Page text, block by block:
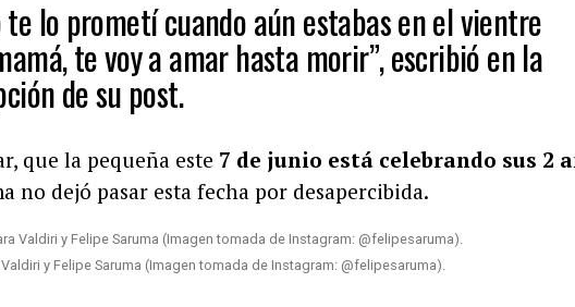
te lo prometí cuando aún estabas en el vientre
te voy a amar hasta morir”, escribió en la
de su post.
que la pequeña este 7 de junio está celebrando sus 2
no dejó pasar esta fecha por desapercibida.
y Felipe Saruma (Imagen tomada de Instagram: @felipesaruma).